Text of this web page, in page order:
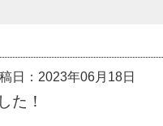
日：2023年06月18日
た！